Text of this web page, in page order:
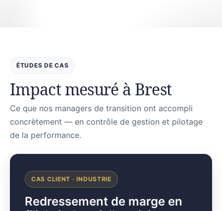
ÉTUDES DE CAS
Impact mesuré à Brest
Ce que nos managers de transition ont accompli
concrètement — en contrôle de gestion et pilotage
de la performance.
CAS CLIENT · INDUSTRIE
Redressement de marge en